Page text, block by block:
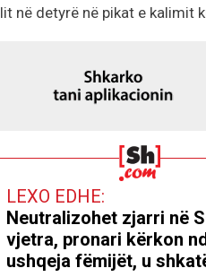
në detyrë në pikat e kalimit
LEXO EDHE:
Neutralizohet zjarri në
vjetra, pronari kërkon
ushqeja fëmijët, u